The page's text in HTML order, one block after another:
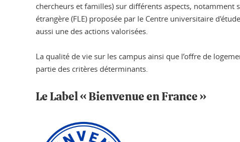
chercheurs et familles) sur différents aspects, notamment
étrangère (FLE) proposée par le Centre universitaire
aussi une des actions valorisées.
La qualité de vie sur les campus ainsi que l’offre de
partie des critères déterminants.
Le Label « Bienvenue en France »